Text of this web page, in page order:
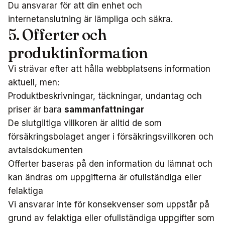
Du ansvarar för att din enhet och
internetanslutning är lämpliga och säkra.
5. Offerter och
produktinformation
Vi strävar efter att hålla webbplatsens information
aktuell, men:
Produktbeskrivningar, täckningar, undantag och
priser är bara sammanfattningar
De slutgiltiga villkoren är alltid de som
försäkringsbolaget anger i försäkringsvillkoren och
avtalsdokumenten
Offerter baseras på den information du lämnat och
kan ändras om uppgifterna är ofullständiga eller
felaktiga
Vi ansvarar inte för konsekvenser som uppstår på
grund av felaktiga eller ofullständiga uppgifter som